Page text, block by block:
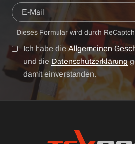
Dieses Formular wird durch
Ich habe die Allgemeinen
und die Datenschutzerklärung
damit einverstanden.